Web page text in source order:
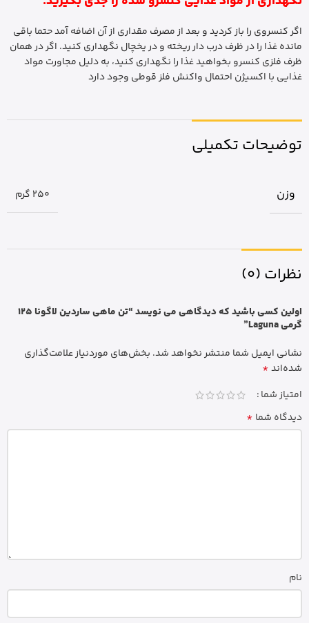
اگر کنسروی را باز کردید و بعد از مصرف مقداری از آن اضافه آمد حتما باقی
مانده غذا را در ظرف درب دار ریخته و در یخچال نگهداری کنید. اگر در همان
ظرف فلزی کنسرو بخواهید غذا را نگهداری کنید، به دلیل مجاورت مواد
غذایی با اکسیژن احتمال واکنش فلز قوطی وجود دارد
توضیحات تکمیلی
وزن 250 گرم
نظرات (0)
اولین کسی باشید که دیدگاهی می نویسد “تن ماهی ساردین لاگونا 125
گرمی Laguna”
نشانی ایمیل شما منتشر نخواهد شد. بخش‌های موردنیاز علامت‌گذاری
شده‌اند*
امتیاز شما
دیدگاه شما *
نام